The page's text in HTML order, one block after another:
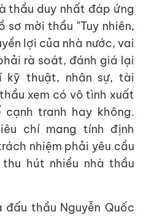
thầu duy nhất đáp ứng
sơ mời thầu "Tuy nhiên,
lợi của nhà nước, vai
rà soát, đánh giá lại
thuật, nhân sự, tài
xem có vô tình xuất
tranh hay không.
chí mang tính định
nhiệm phải yêu cầu
hút nhiều nhà thầu
thầu Nguyễn Quốc